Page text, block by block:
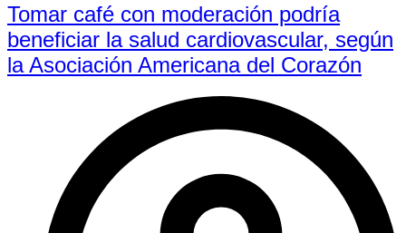
Tomar café con moderación podría
beneficiar la salud cardiovascular, según
la Asociación Americana del Corazón